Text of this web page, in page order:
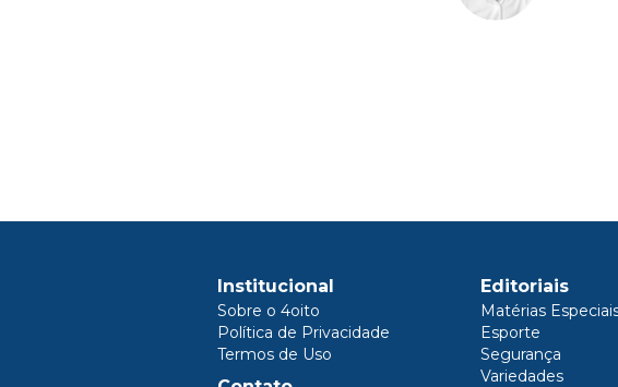
Institucional
Sobre o 4oito
Política de Privacidade
Termos de Uso
Editoriais
Matérias
Esporte
Segurança
Variedades